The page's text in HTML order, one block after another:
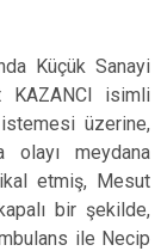
Küçük Sanayi
KAZANCI isimli
istemesi üzerine,
olayı meydana
etmiş, Mesut
bir şekilde,
ile Necip